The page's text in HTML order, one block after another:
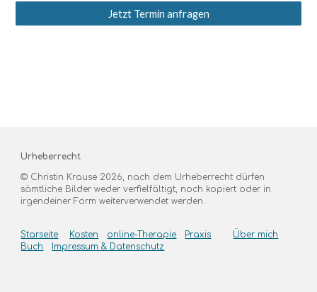
Jetzt Termin anfragen
Urheberrecht
© Christin Krause 2026, nach dem Urheberrecht dürfen
sämtliche Bilder weder verfielfältigt, noch kopiert oder in
irgendeiner Form weiterverwendet werden.
Starseite Kosten online-Therapie Praxis
Über mich
Buch
Impressum & Datenschutz